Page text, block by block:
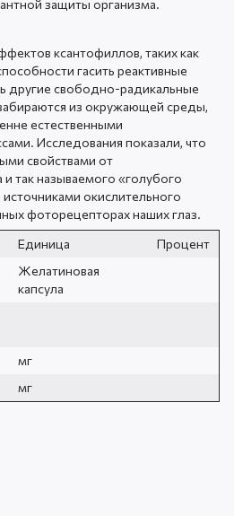
защиты организма.
ксантофиллов, таких как
гасить реактивные
другие свободно-радикальные
из окружающей среды,
естественными
Исследования показали, что
свойствами от
так называемого «голубого
окислительного
фоторецепторах наших глаз.
Единица Процент
Желатиновая
капсула
мг
мг